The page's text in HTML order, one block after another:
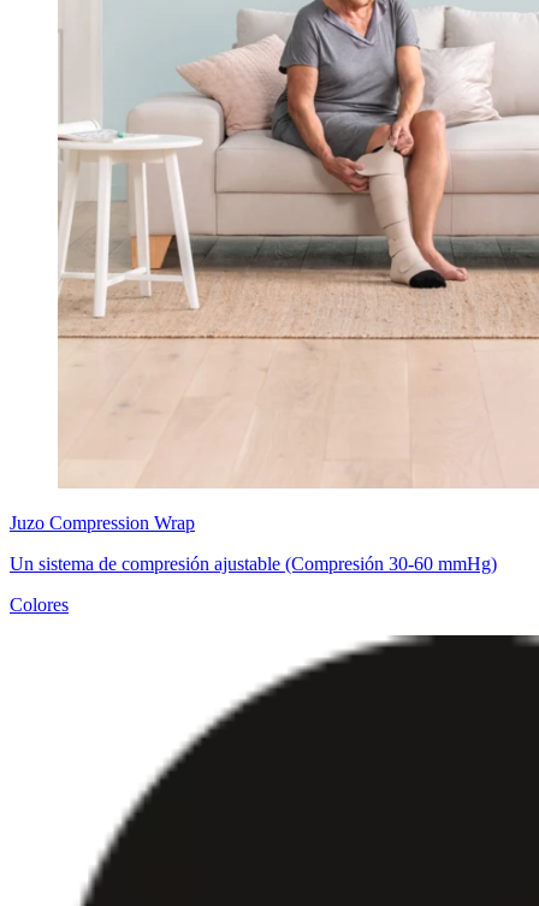
Juzo Compression Wrap
Un sistema de compresión ajustable (Compresión 30-60 mmHg)
Colores